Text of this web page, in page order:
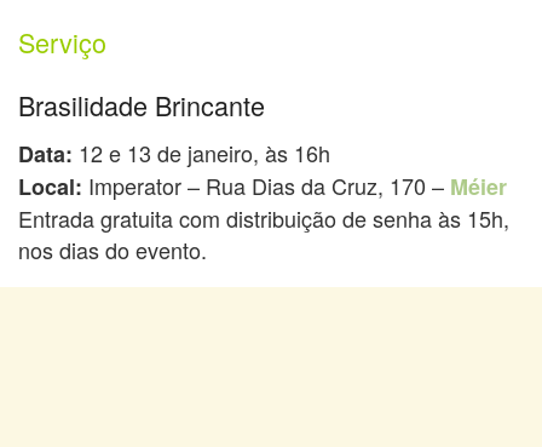
Serviço
Brasilidade Brincante
Data: 12 e 13 de janeiro, às 16h
Local: Imperator – Rua Dias da Cruz, 170 – Méier
Entrada gratuita com distribuição de senha às 15h,
nos dias do evento.